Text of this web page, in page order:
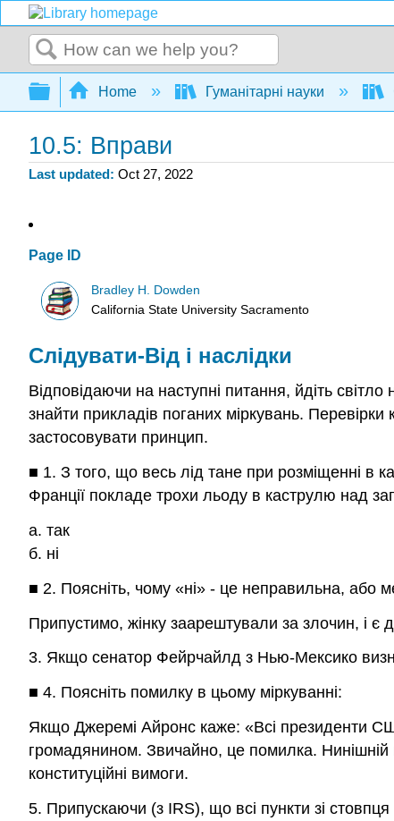
Search
Expand/collapse global hierarchy
Home Гуманітарні науки
10.5: Вправи
Last updated Oct 27, 2022
Page ID
Bradley H. Dowden
California State University Sacramento
Слідувати-Від і наслідки
Відповідаючи на наступні питання, йдіть
знайти прикладів поганих міркувань.
застосовувати принцип.
■ 1. З того, що весь лід тане при розміщенні в
Франції покладе трохи льоду в каструлю над
а. так
б. ні
■ 2. Поясніть, чому «ні» - це неправильна, або
Припустимо, жінку заарештували за злочин, і
3. Якщо сенатор Фейрчайлд з Нью-Мексико
■ 4. Поясніть помилку в цьому міркуванні:
Якщо Джеремі Айронс каже: «Всі президенти
громадянином. Звичайно, це помилка.
конституційні вимоги.
5. Припускаючи (з IRS), що всі пункти зі